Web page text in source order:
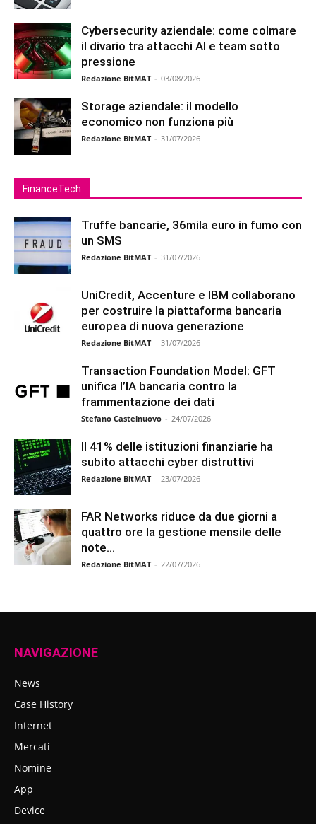
Cybersecurity aziendale: come colmare
il divario tra attacchi AI e team sotto
pressione
Redazione BitMAT - 03/08/2026
Storage aziendale: il modello
economico non funziona più
Redazione BitMAT - 31/07/2026
FinanceTech
Truffe bancarie, 36mila euro in fumo con
un SMS
Redazione BitMAT - 31/07/2026
UniCredit, Accenture e IBM collaborano
per costruire la piattaforma bancaria
europea di nuova generazione
Redazione BitMAT - 31/07/2026
Transaction Foundation Model: GFT
unifica l’IA bancaria contro la
frammentazione dei dati
Stefano Castelnuovo - 24/07/2026
Il 41% delle istituzioni finanziarie ha
subito attacchi cyber distruttivi
Redazione BitMAT - 23/07/2026
FAR Networks riduce da due giorni a
quattro ore la gestione mensile delle
note...
Redazione BitMAT - 22/07/2026
NAVIGAZIONE
News
Case History
Internet
Mercati
Nomine
App
Device